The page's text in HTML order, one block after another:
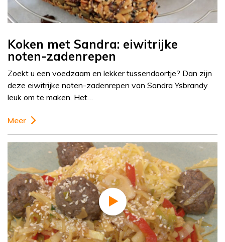
Koken met Sandra: eiwitrijke
noten-zadenrepen
Zoekt u een voedzaam en lekker tussendoortje? Dan zijn
deze eiwitrijke noten-zadenrepen van Sandra Ysbrandy
leuk om te maken. Het…
Meer